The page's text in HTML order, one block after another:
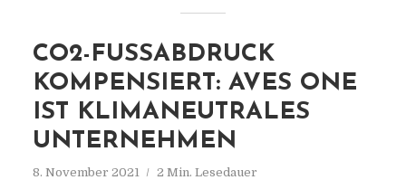
CO2-FUSSABDRUCK K
OMPENSIERT: AVES ONE I
ST KLIMANEUTRALES U
NTERNEHMEN
8. November 2021 2 Min. Lesedauer